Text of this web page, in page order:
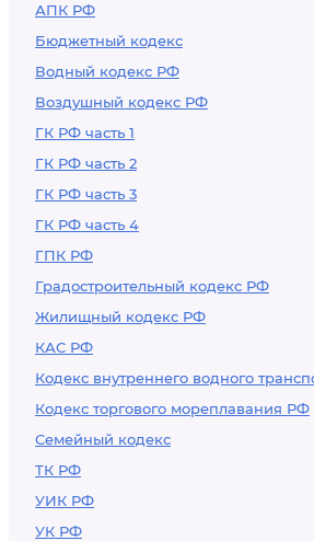
АПК РФ
Бюджетный кодекс
Водный кодекс РФ
Воздушный кодекс РФ
ГК РФ часть 1
ГК РФ часть 2
ГК РФ часть 3
ГК РФ часть 4
ГПК РФ
Градостроительный кодекс РФ
Жилищный кодекс РФ
КАС РФ
Кодекс внутреннего водного
Кодекс торгового мореплавания РФ
Семейный кодекс
ТК РФ
УИК РФ
УК РФ